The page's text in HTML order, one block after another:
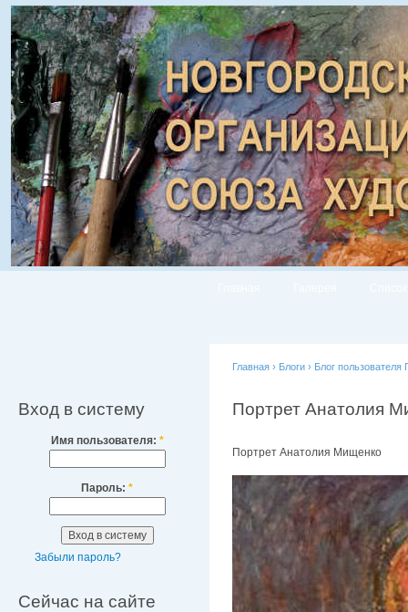
Вход в систему
Имя пользователя: *
Пароль: *
Забыли пароль?
Сейчас на сайте
Главная › Блоги › Блог пользователя
Портрет Анатолия
Портрет Анатолия Мищенко